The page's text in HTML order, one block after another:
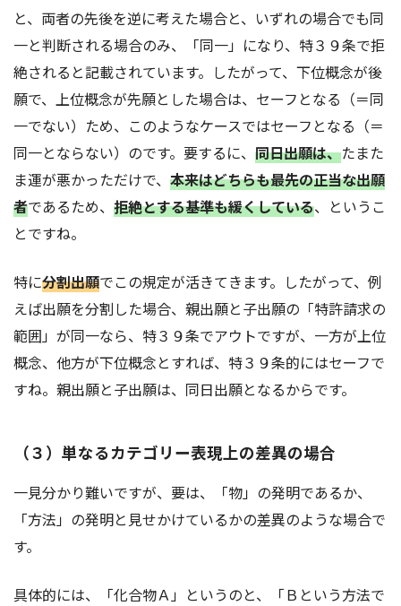
と、両者の先後を逆に考えた場合と、いずれの場合でも同
一と判断される場合のみ、「同一」になり、特３９条で拒
絶されると記載されています。したがって、下位概念が後
願で、上位概念が先願とした場合は、セーフとなる（＝同
一でない）ため、このようなケースではセーフとなる（＝
同一とならない）のです。要するに、 同日出願は、たまた
ま運が悪かっただけで、 本来はどちらも最先の正当な出願
者であるため、 拒絶とする基準も緩くしている、というこ
とですね。
特に分割出願でこの規定が活きてきます。したがって、例
えば出願を分割した場合、親出願と子出願の「特許請求の
範囲」が同一なら、特３９条でアウトですが、一方が上位
概念、他方が下位概念とすれば、特３９条的にはセーフで
すね。親出願と子出願は、同日出願となるからです。
（３）単なるカテゴリー表現上の差異の場合
一見分かり難いですが、要は、「物」の発明であるか、
「方法」の発明と見せかけているかの差異のような場合で
す。
具体的には、「化合物Ａ」というのと、「Ｂという方法で